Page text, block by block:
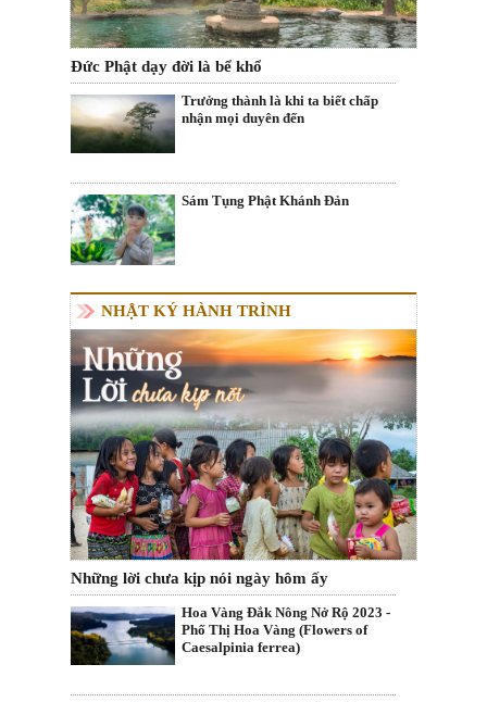
Đức Phật dạy đời là bể khổ
Trưởng thành là khi ta biết chấp
nhận mọi duyên đến
Sám Tụng Phật Khánh Đản
NHẬT KÝ HÀNH TRÌNH
Những lời chưa kịp nói ngày hôm ấy
Hoa Vàng Đắk Nông Nở Rộ 2023 -
Phố Thị Hoa Vàng (Flowers of
Caesalpinia ferrea)